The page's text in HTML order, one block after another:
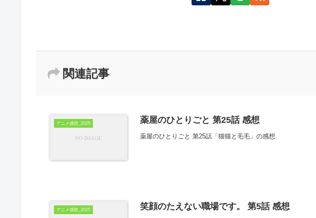
関連記事
アニメ感想_2025 薬屋のひとりごと 第25話 感想
薬屋のひとりごと 第25話「猫猫と毛毛」の感想
アニメ感想_2025 笑顔のたえない職場です。 第5話 感想